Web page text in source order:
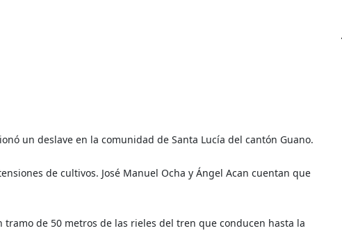
un deslave en la comunidad de Santa Lucía del cantón Guano.
de cultivos. José Manuel Ocha y Ángel Acan cuentan que
de 50 metros de las rieles del tren que conducen hasta la